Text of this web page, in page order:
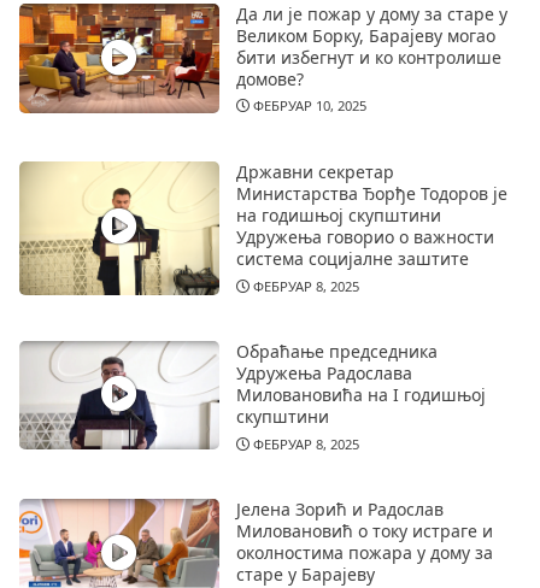
Да ли је пожар у дому за старе у
Великом Борку, Барајеву могао
бити избегнут и ко контролише
домове?
ФЕБРУАР 10, 2025
Државни секретар
Министарства Ђорђе Тодоров је
на годишњој скупштини
Удружења говорио о важности
система социјалне заштите
ФЕБРУАР 8, 2025
Обраћање председника
Удружења Радослава
Миловановића на I годишњој
скупштини
ФЕБРУАР 8, 2025
Јелена Зорић и Радослав
Миловановић о току истраге и
околностима пожара у дому за
старе у Барајеву